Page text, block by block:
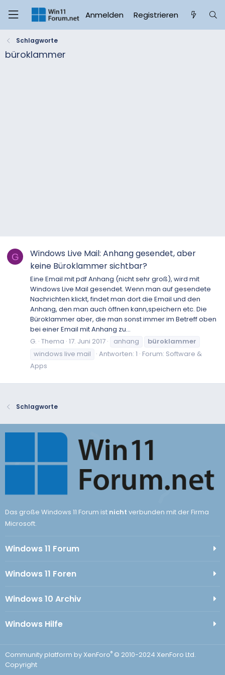
Anmelden Registrieren
Schlagworte
büroklammer
G
Windows Live Mail: Anhang gesendet, aber
keine Büroklammer sichtbar?
Eine Email mit pdf Anhang (nicht sehr groß), wird mit
Windows Live Mail gesendet. Wenn man auf gesendete
Nachrichten klickt, findet man dort die Email und den
Anhang, den man auch öffnen kann,speichern etc. Die
Büroklammer aber, die man sonst immer im Betreff oben
bei einer Email mit Anhang zu...
G. Thema 17. Juni 2017 anhang
büroklammer
windows live mail
Antworten: 1 Forum: Software &
Apps
Schlagworte
Das große Windows 11 Forum ist nicht verbunden mit der Firma
Microsoft.
Windows 11 Forum
Windows 11 Foren
Windows 10 Archiv
Windows Hilfe
Community platform by XenForo® © 2010-2024 XenForo Ltd.
Copyright